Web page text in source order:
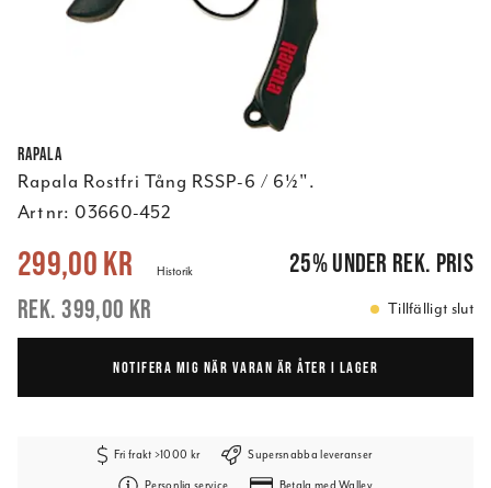
Rapala
Rapala Rostfri Tång RSSP-6 / 6½".
Art nr: 03660-452
Nuvarande pris:299,00 kr 399,00 kr
299,00 kr
399,00 kr
Historik 25%under rek. pris
Tillfälligt slut
NOTIFERA MIG NÄR VARAN ÄR ÅTER I LAGER
Fri frakt >1000 kr Supersnabba leveranser